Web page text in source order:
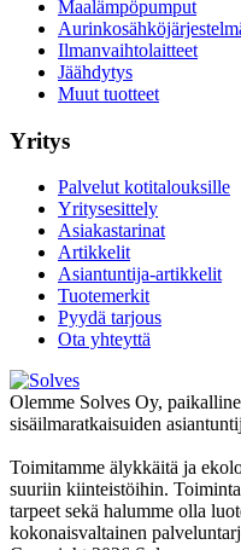
Maalämpöpumput
Ilmanvaihtolaitteet
Jäähdytys
Muut tuotteet
Yritys
Palvelut kotitalouksille
Yritysesittely
Asiakastarinat
Artikkelit
Asiantuntija-artikkelit
Tuotemerkit
Pyydä tarjous
Ota yhteyttä
Olemme Solves Oy,
sisäilmaratkaisuiden
Toimitamme älykkäitä ja
suuriin kiinteistöihin.
tarpeet sekä halumme olla
kokonaisvaltainen